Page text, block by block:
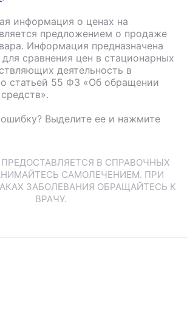
информация о ценах на
предложением о продаже
Информация предназначена
сравнения цен в стационарных
деятельность в
статьей 55 ФЗ «Об обращении
Выделите ее и нажмите
В СПРАВОЧНЫХ
САМОЛЕЧЕНИЕМ. ПРИ
ЗАБОЛЕВАНИЯ ОБРАЩАЙТЕСЬ К
ВРАЧУ.